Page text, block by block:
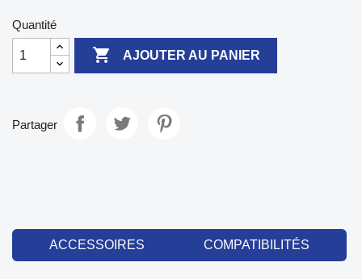
Quantité
 AJOUTER AU PANIER
Partager
ACCESSOIRES COMPATIBILITÉS